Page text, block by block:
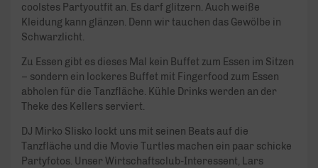
coolstes Partyoutfit an. Es darf glitzern. Auch weiße
Kleidung kann glänzen. Denn wir tauchen das Gewölbe in
Schwarzlicht.
Zu Essen gibt es dieses Mal kein Buffet zum Essen im Sitzen
– sondern ein lockeres Buffet mit Fingerfood zum Essen
abholen für die Tanzfläche. Kühle Drinks werden an der
Theke des Kellers serviert.
DJ Mirko Slisko lockt uns mit seinen Beats auf die
Tanzfläche und die Movie Turtles machen ein paar schicke
Partyfotos. Unser Wirtschaftsclub-Interessent, Lars